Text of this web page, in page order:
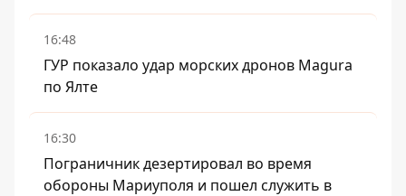
16:48
ГУР показало удар морских дронов Magura
по Ялте
16:30
Пограничник дезертировал во время
обороны Мариуполя и пошел служить в